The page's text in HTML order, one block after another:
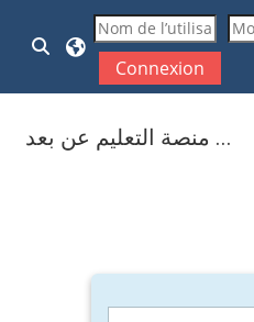
Passer au contenu principal
Activer/désactiver la
Connexion
منصة التعليم عن بعد ...